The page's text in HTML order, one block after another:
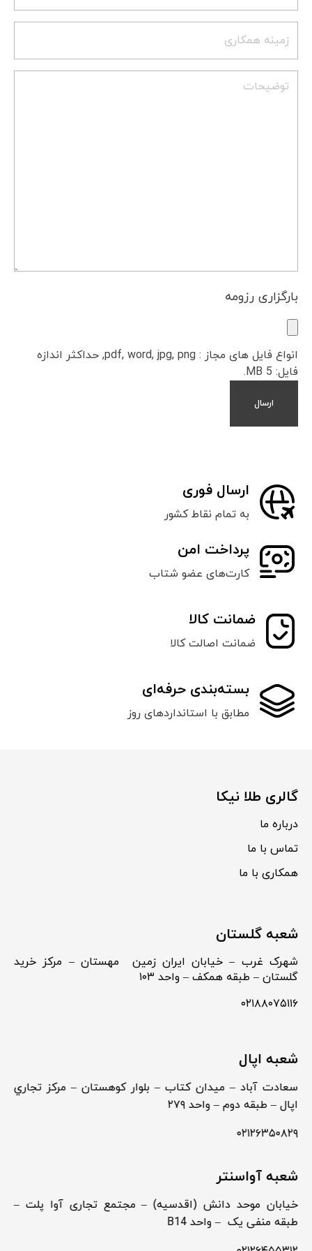
همکاری
توضیحات
بارگزاری رزومه
انواع فایل های مجاز : pdf, word, jpg, png, حداکثر اندازه
فایل: 5 MB.
ارسال فوری
به تمام نقاط کشور
پرداخت امن
کارت‌های عضو شتاب
ضمانت کالا
ضمانت اصالت کالا
بسته‌بندی حرفه‌ای
مطابق با استانداردهای روز
گالری طلا نیکا
درباره ما
تماس با ما
همکاری با ما
شعبه گلستان
شهرک غرب – خیابان ایران زمین مهستان – مرکز خرید
گلستان – طبقه همکف – واحد ۱۰۳
۰۲۱۸۸۰۷۵۱۱۶
شعبه اپال
سعادت آباد – ميدان كتاب – بلوار كوهستان – مركز تجاري
اپال – طبقه دوم – واحد ۲۷۹
۰۲۱۲۶۳۵۰۸۲۹
شعبه آواسنتر
خیابان موحد دانش (اقدسیه) – مجتمع تجاری آوا پلت –
طبقه منفی یک – واحد B14